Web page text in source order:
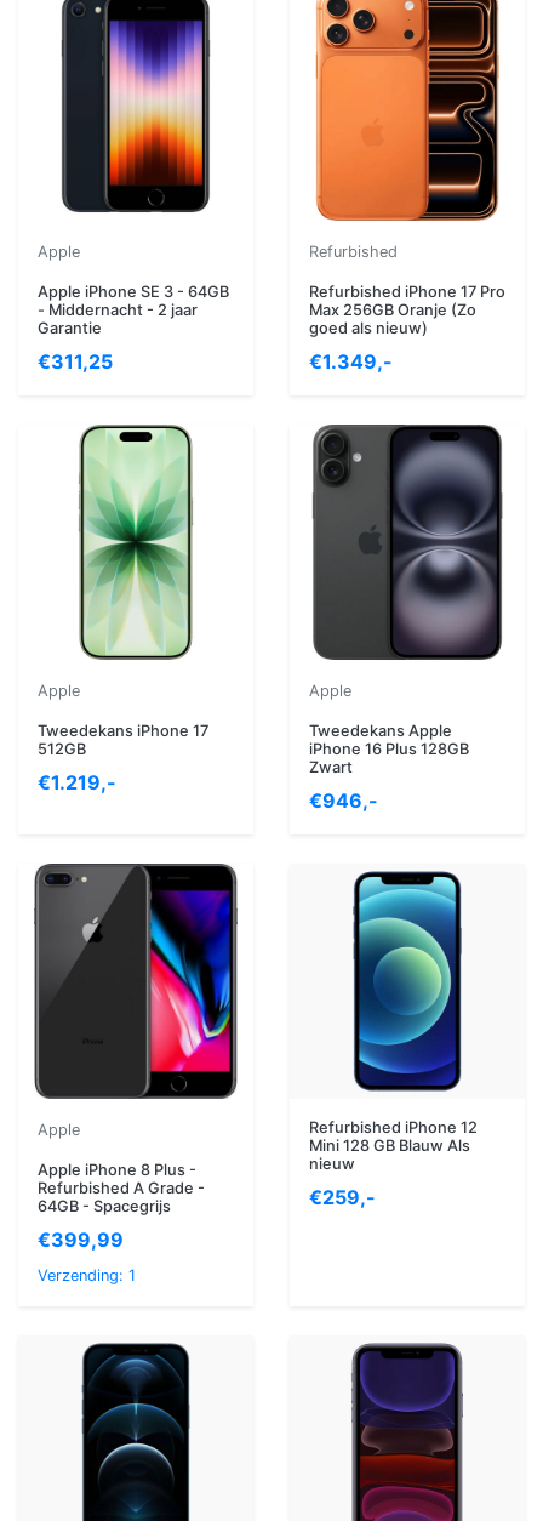
Apple
Apple iPhone SE 3 - 64GB
- Middernacht - 2 jaar
Garantie
€311,25
Refurbished
Refurbished iPhone 17 Pro
Max 256GB Oranje (Zo
goed als nieuw)
€1.349,-
Apple
Tweedekans iPhone 17
512GB
€1.219,-
Apple
Tweedekans Apple
iPhone 16 Plus 128GB
Zwart
€946,-
Apple
Apple iPhone 8 Plus -
Refurbished A Grade -
64GB - Spacegrijs
€399,99
Verzending: 1
Refurbished iPhone 12
Mini 128 GB Blauw Als
nieuw
€259,-